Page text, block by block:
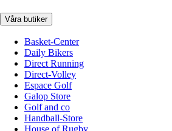
Våra butiker
Basket-Center
Daily Bikers
Direct Running
Direct-Volley
Espace Golf
Galop Store
Golf and co
Handball-Store